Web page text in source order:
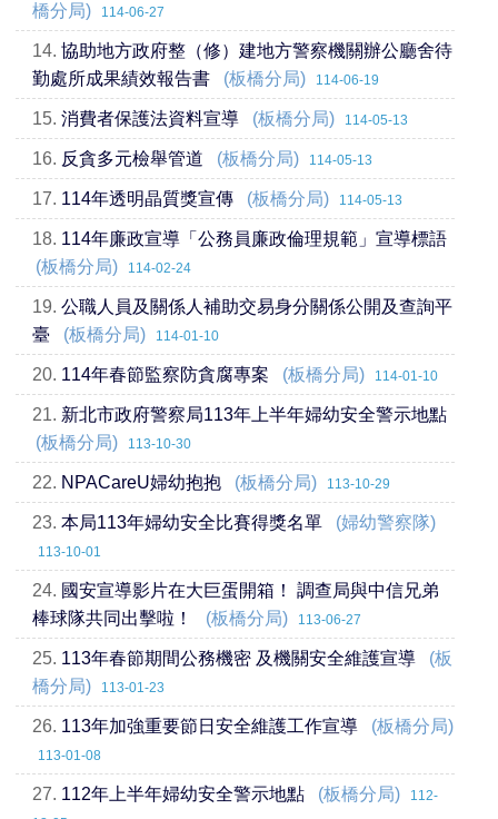
橋分局)
114-06-27
14. 協助地方政府整（修）建地方警察機關辦公廳舍待
勤處所成果績效報告書
(板橋分局) 114-06-19
15. 消費者保護法資料宣導 (板橋分局) 114-05-13
16. 反貪多元檢舉管道 (板橋分局) 114-05-13
17. 114年透明晶質獎宣傳 (板橋分局) 114-05-13
18. 114年廉政宣導「公務員廉政倫理規範」宣導標語
(板橋分局)
114-02-24
19. 公職人員及關係人補助交易身分關係公開及查詢平
臺
(板橋分局) 114-01-10
20. 114年春節監察防貪腐專案 (板橋分局) 114-01-10
21. 新北市政府警察局113年上半年婦幼安全警示地點
(板橋分局)
113-10-30
22. NPACareU婦幼抱抱 (板橋分局) 113-10-29
23. 本局113年婦幼安全比賽得獎名單 (婦幼警察隊)
113-10-01
24. 國安宣導影片在大巨蛋開箱！ 調查局與中信兄弟
棒球隊共同出擊啦！
(板橋分局) 113-06-27
25. 113年春節期間公務機密 及機關安全維護宣導
(板
橋分局)
113-01-23
26. 113年加強重要節日安全維護工作宣導 (板橋分局)
113-01-08
27. 112年上半年婦幼安全警示地點 (板橋分局)
112-